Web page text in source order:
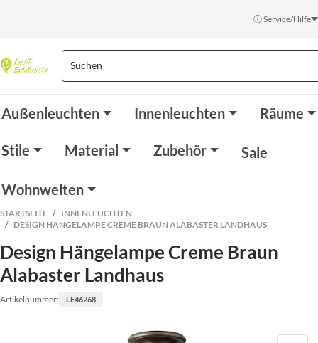
ⓘ Service/Hilfe
Außenleuchten Innenleuchten Räume
Stile Material Zubehör Sale
Wohnwelten
STARTSEITE
INNENLEUCHTEN
DESIGN HÄNGELAMPE CREME BRAUN ALABASTER LANDHAUS
Design Hängelampe Creme Braun
Alabaster Landhaus
Artikelnummer: LE46268